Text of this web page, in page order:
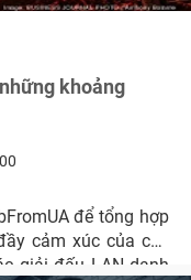
khoảng
để tổng hợp
cảm xúc của các
giải đấu LAN danh